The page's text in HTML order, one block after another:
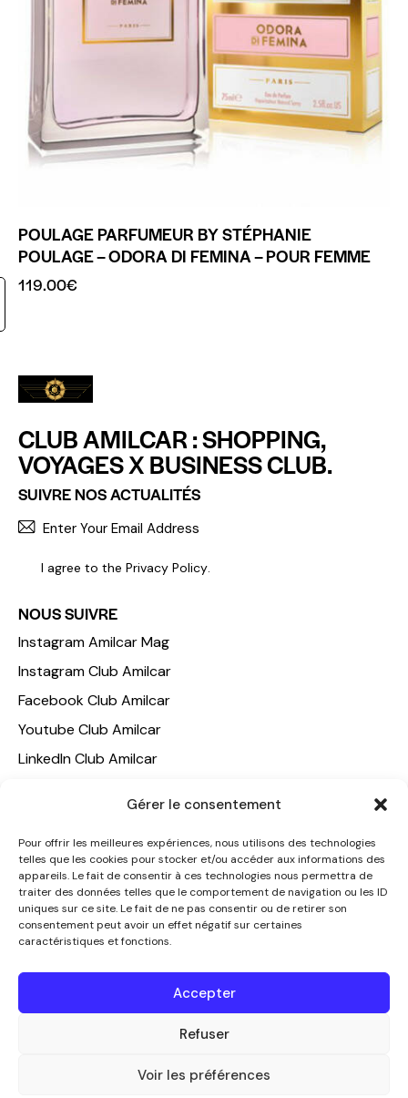
Gérer le consentement
Pour offrir les meilleures expériences, nous utilisons des technologies
telles que les cookies pour stocker et/ou accéder aux informations des
appareils. Le fait de consentir à ces technologies nous permettra de
traiter des données telles que le comportement de navigation ou les ID
uniques sur ce site. Le fait de ne pas consentir ou de retirer son
consentement peut avoir un effet négatif sur certaines
caractéristiques et fonctions.
Accepter
Refuser
Voir les préférences
POULAGE PARFUMEUR BY STÉPHANIE
POULAGE – ODORA DI FEMINA – POUR FEMME
119.00€
CLUB AMILCAR : SHOPPING,
VOYAGES X BUSINESS CLUB.
SUIVRE NOS ACTUALITÉS
I agree to the Privacy Policy.
NOUS SUIVRE
Instagram Amilcar Mag
Instagram Club Amilcar
Facebook Club Amilcar
Youtube Club Amilcar
LinkedIn Club Amilcar
NOTRE GROUPE
ACCUEIL
AMILCAR TRAVEL CLUB
CLUB AMILCAR, Club d'affaires international
AGENCE MEDIANE
CONTACT
+33 7 49 60 92 02